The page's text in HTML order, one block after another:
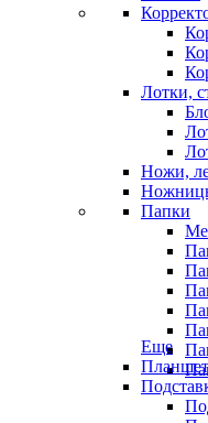
Лотки,
Ножи,
Папки
Еще